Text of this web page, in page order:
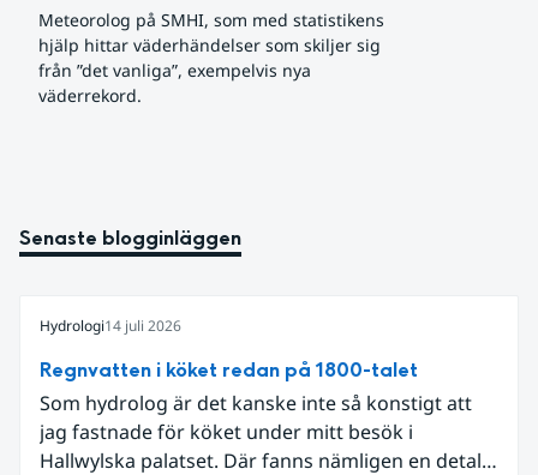
Meteorolog på SMHI, som med statistikens
hjälp hittar väderhändelser som skiljer sig
från ”det vanliga”, exempelvis nya
väderrekord.
Senaste blogginläggen
Hydrologi14 juli 2026
Regnvatten i köket redan på 1800-talet
Som hydrolog är det kanske inte så konstigt att
jag fastnade för köket under mitt besök i
Hallwylska palatset. Där fanns nämligen en detalj